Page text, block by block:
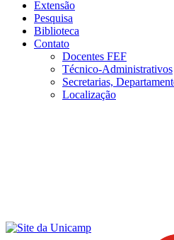
Extensão
Pesquisa
Biblioteca
Contato
Docentes FEF
Técnico-Administrativos
Secretarias,
Localização